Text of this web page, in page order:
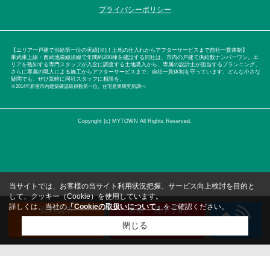
プライバシーポリシー
【エリア一戸建て供給第一位の実績(※)！土地の仕入れからアフターサービスまで自社一貫体制】
東武東上線・西武池袋線沿線で年間約200棟を建設する同社は、市内の戸建て供給数ナンバーワン。エ
リアを熟知する専門スタッフが入念に調査する土地購入から、専属の設計士が担当するプランニング、
さらに専属の職人による施工からアフターサービスまで、自社一貫体制を守っています。どんな小さな
疑問でも、ぜひ気軽に同社スタッフに相談を。
※2014年新座市内建築確認取得数第一位。住宅産業研究所調べ
Copyright (c) MYTOWN All Rights Reserved.
資料請求
来店・見学予約
（無料）
当サイトでは、お客様の当サイト利用状況把握、サービス向上検討を目的と
して、クッキー（Cookie）を使用しています。
詳しくは、当社の「Cookieの取扱いについて」をご確認ください。
閉じる